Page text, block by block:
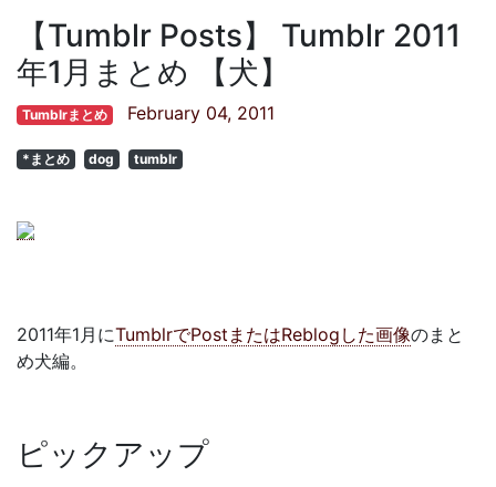
【Tumblr Posts】 Tumblr 2011
年1月まとめ 【犬】
Tumblrまとめ February 04, 2011
*まとめ dog tumblr
2011年1月にTumblrでPostまたはReblogした画像のまと
め犬編。
ピックアップ